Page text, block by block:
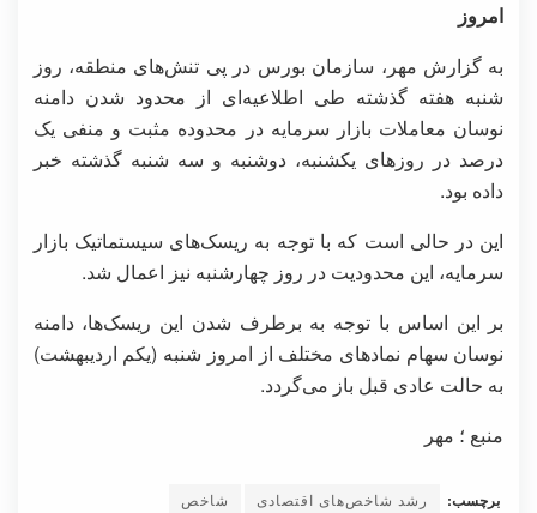
امروز
به گزارش مهر، سازمان بورس در پی تنش‌های منطقه، روز
شنبه هفته گذشته طی اطلاعیه‌ای از محدود شدن دامنه
نوسان معاملات بازار سرمایه در محدوده مثبت و منفی یک
درصد در روزهای یکشنبه، دوشنبه و سه شنبه گذشته خبر
داده بود.
این در حالی است که با توجه به ریسک‌های سیستماتیک بازار
سرمایه، این محدودیت در روز چهارشنبه نیز اعمال شد.
بر این اساس با توجه به برطرف شدن این ریسک‌ها، دامنه
نوسان سهام نمادهای مختلف از امروز شنبه (یکم اردیبهشت)
به حالت عادی قبل باز می‌گردد.
منبع ؛ مهر
برچسب: رشد شاخص‌های اقتصادی شاخص